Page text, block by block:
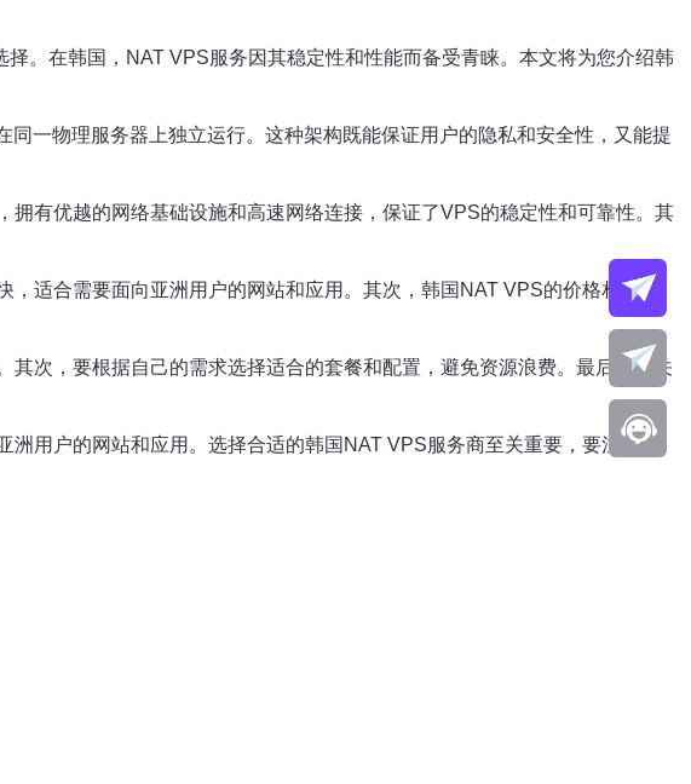
。在韩国，NAT VPS服务因其稳定性和性能而备受青睐。本文将为您介绍韩
一物理服务器上独立运行。这种架构既能保证用户的隐私和安全性，又能提
有优越的网络基础设施和高速网络连接，保证了VPS的稳定性和可靠性。其
适合需要面向亚洲用户的网站和应用。其次，韩国NAT VPS的价格相对较
次，要根据自己的需求选择适合的套餐和配置，避免资源浪费。最后，要关
用户的网站和应用。选择合适的韩国NAT VPS服务商至关重要，要注意服